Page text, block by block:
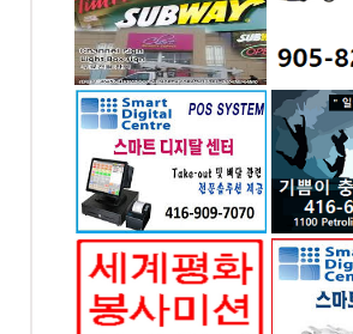
전화: 905-824-2141
169 DUNDAS ST. E.
#7 Mississauga, ON
토론토 기쁨이 충만한
교회
전화: 416-663-9191
1100 Petrolia Rd
Toronto, ON
스마트 디지탈 프린팅
- 인쇄 및 디자인
전화: 416-909-7070